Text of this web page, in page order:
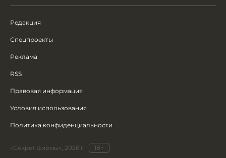
Редакция
Спецпроекты
Реклама
RSS
Правовая информация
Условия использования
Политика конфиденциальности
«Секрет фирмы», 2026 г.
18+